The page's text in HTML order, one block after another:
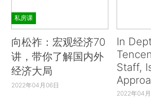
私房课
向松祚：宏观经济70
讲，带你了解国内外
经济大局
2022年04月06日
In
Staff,
2022年04月